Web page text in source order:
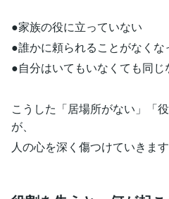
●家族の役に立っていない
●誰かに頼られることがなくな
●自分はいてもいなくても同じ
こうした「居場所がない」「
が、
人の心を深く傷つけていきます